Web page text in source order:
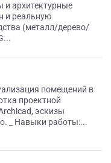
архитектурные
и реальную
(металл/дерево/
помещений в
проектной
эскизы
_ Навыки работы:...